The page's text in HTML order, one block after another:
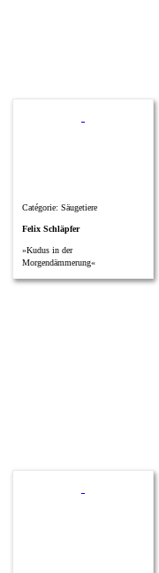
Catégorie: Säugetiere
Felix Schläpfer
»Kudus in der
Morgendämmerung«